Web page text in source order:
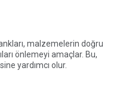
malzemelerin doğru
önlemeyi amaçlar. Bu,
yardımcı olur.